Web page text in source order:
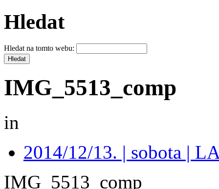
Hledat
Hledat na tomto webu:
IMG_5513_comp
in
2014/12/13. | sobota |
IMG_5513_comp